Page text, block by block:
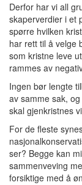
Derfor har vi all
skaperverdier i et
spørre hvilken
har rett til å velge
som kristne leve
rammes av
Ingen bør lengte
av samme sak,
skal gjenkristnes
For de fleste
ser? Begge kan
sammenveving
forsiktige med å